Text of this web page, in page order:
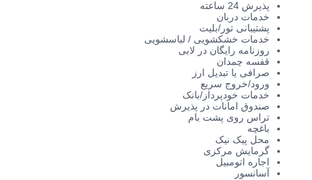
پذیرش 24 ساعته
خدمات دربان
پشتیبانی تور/بلیت
خدمات خشکشویی / لباسشویی
روزنامه رایگان در لابی
قفسه چمدان
صرافی یا تبدیل ارز
ورود/خروج سریع
خدمات خودپرداز/بانک
صندوق امانات در پذیرش
تراس روی پشت بام
باغچه
محل پیک نیک
گرمایش مرکزی
اجاره اتومبیل
آسانسور